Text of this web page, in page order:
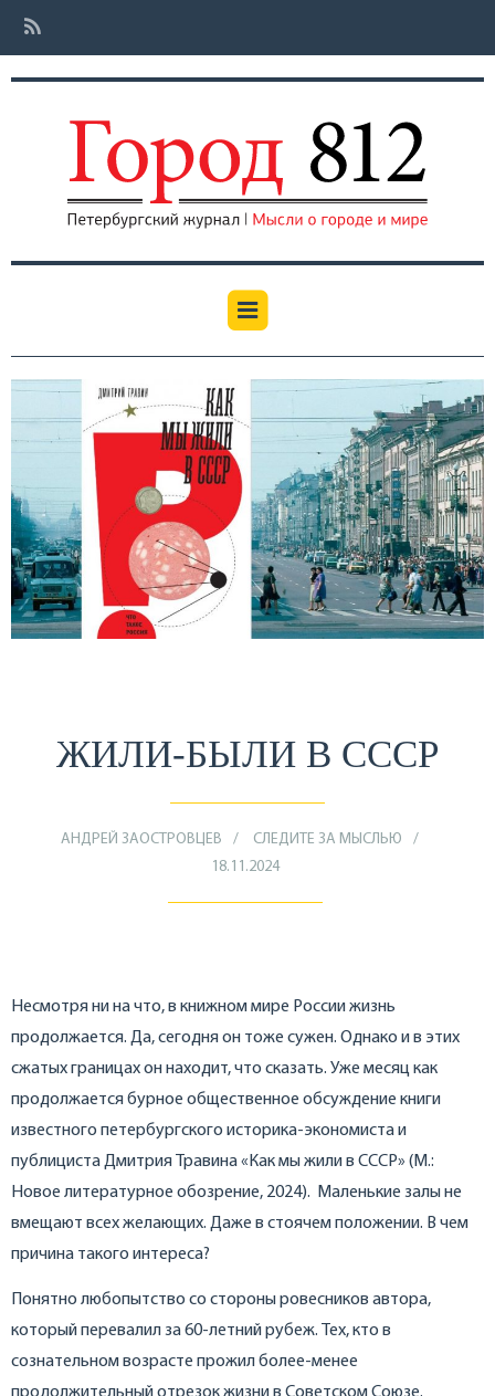
ЖИЛИ-БЫЛИ В СССР
АНДРЕЙ ЗАОСТРОВЦЕВ
СЛЕДИТЕ ЗА МЫСЛЬЮ
18.11.2024
Несмотря ни на что, в книжном мире России жизнь
продолжается. Да, сегодня он тоже сужен. Однако и в этих
сжатых границах он находит, что сказать. Уже месяц как
продолжается бурное общественное обсуждение книги
известного петербургского историка-экономиста и
публициста Дмитрия Травина «Как мы жили в СССР» (М.:
Новое литературное обозрение, 2024). Маленькие залы не
вмещают всех желающих. Даже в стоячем положении. В чем
причина такого интереса?
Понятно любопытство со стороны ровесников автора,
который перевалил за 60-летний рубеж. Тех, кто в
сознательном возрасте прожил более-менее
продолжительный отрезок жизни в Советском Союзе.